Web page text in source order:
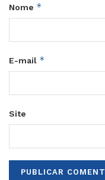
Nome *
E-mail *
Site